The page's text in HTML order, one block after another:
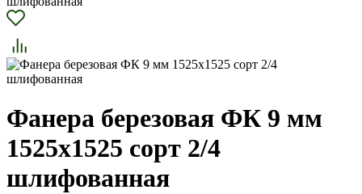
Фанера березовая ФК 9 мм
1525х1525 сорт 2/4
шлифованная